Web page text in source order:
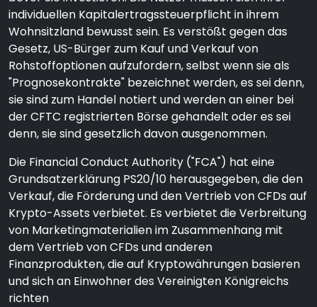
individuellen Kapitalertragssteuerpflicht in ihrem
Wohnsitzland bewusst sein. Es verstößt gegen das
Gesetz, US-Bürger zum Kauf und Verkauf von
Rohstoffoptionen aufzufordern, selbst wenn sie als
"Prognosekontrakte" bezeichnet werden, es sei denn,
sie sind zum Handel notiert und werden an einer bei
der CFTC registrierten Börse gehandelt oder es sei
denn, sie sind gesetzlich davon ausgenommen.
Die Financial Conduct Authority ("FCA") hat eine
Grundsatzerklärung PS20/10 herausgegeben, die den
Verkauf, die Förderung und den Vertrieb von CFDs auf
Krypto-Assets verbietet. Es verbietet die Verbreitung
von Marketingmaterialien im Zusammenhang mit
dem Vertrieb von CFDs und anderen
Finanzprodukten, die auf Kryptowährungen basieren
und sich an Einwohner des Vereinigten Königreichs
richten